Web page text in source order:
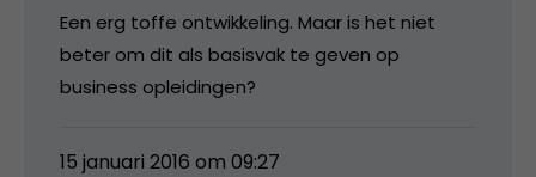
Een erg toffe ontwikkeling. Maar is het niet
beter om dit als basisvak te geven op
business opleidingen?
15 januari 2016 om 09:27